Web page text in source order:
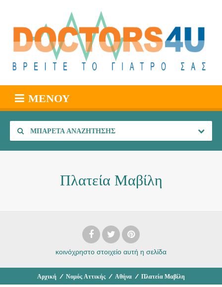
ΜΕΝΟΎ
ΜΠΑΡΈΤΑ ΑΝΑΖΉΤΗΣΗΣ
Πλατεία Μαβίλη
κοινόχρηστο στοιχείο αυτή η σελίδα
Αρχική / Νομός Αττικής / Αθήνα / Πλατεία Μαβίλη